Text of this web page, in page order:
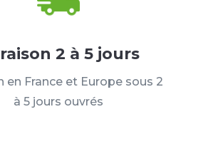
2 à 5 jours
en France et Europe sous 2
à 5 jours ouvrés